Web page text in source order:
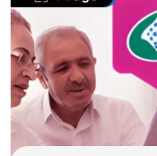
crédito fácil
últimas notícias
ferramentas